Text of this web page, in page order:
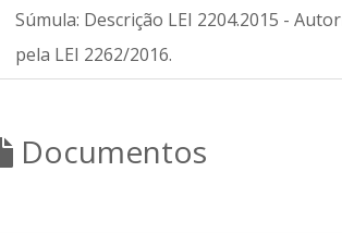
Súmula: Descrição LEI 2204.2015 -
pela LEI 2262/2016.
Documentos